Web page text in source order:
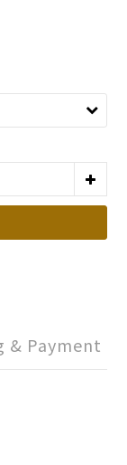
& Payment